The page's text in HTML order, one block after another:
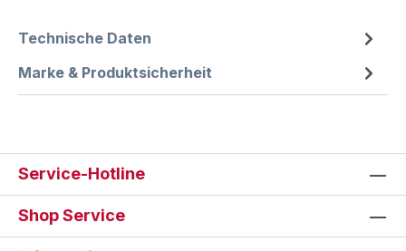
Technische Daten
Marke & Produktsicherheit
Service-Hotline
Shop Service